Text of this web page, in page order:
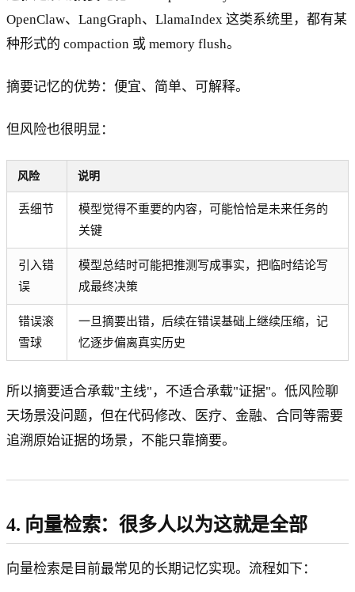
OpenClaw、LangGraph、LlamaIndex 这类系统里，都有某
种形式的 compaction 或 memory flush。
摘要记忆的优势：便宜、简单、可解释。
但风险也很明显：
风险 说明
丢细节
模型觉得不重要的内容，可能恰恰是未来任务的
关键
引入错
误
模型总结时可能把推测写成事实，把临时结论写
成最终决策
错误滚
雪球
一旦摘要出错，后续在错误基础上继续压缩，记
忆逐步偏离真实历史
所以摘要适合承载"主线"，不适合承载"证据"。低风险聊
天场景没问题，但在代码修改、医疗、金融、合同等需要
追溯原始证据的场景，不能只靠摘要。
4. 向量检索：很多人以为这就是全部
向量检索是目前最常见的长期记忆实现。流程如下：